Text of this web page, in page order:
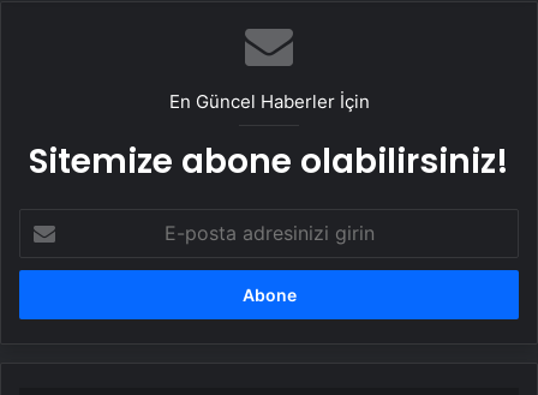
En Güncel Haberler İçin
Sitemize abone olabilirsiniz!
posta
adresinizi